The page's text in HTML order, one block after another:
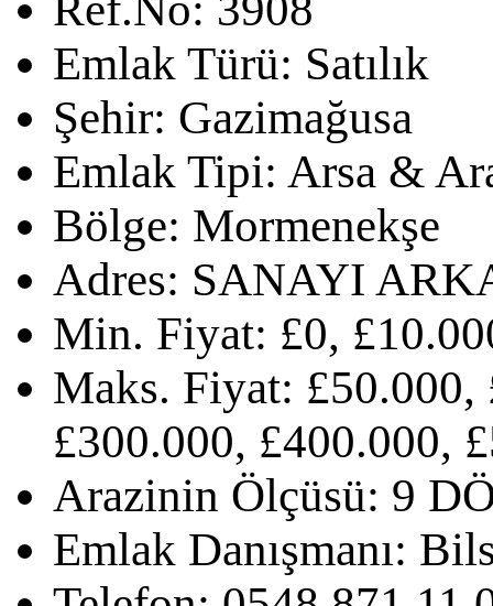
Emlak Türü: Satılık
Şehir: Gazimağusa
Emlak Tipi: Arsa &
Bölge: Mormenekşe
Adres: SANAYI
Min. Fiyat: £0,
Maks. Fiyat: £50.000,
£300.000, £400.000,
Arazinin Ölçüsü: 9
Emlak Danışmanı: